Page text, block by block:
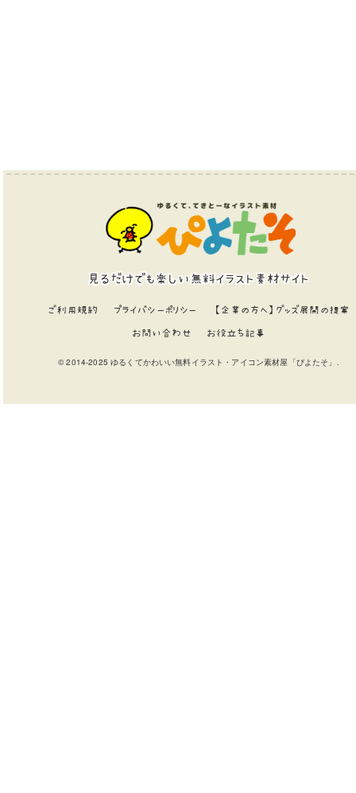
見るだけでも楽しい無料イラスト素材サイト
ご利用規約 プライバシーポリシー 【企業の方へ】グッズ展開の提案
お問い合わせ お役立ち記事
© 2014-2025 ゆるくてかわいい無料イラスト・アイコン素材屋「ぴよたそ」.